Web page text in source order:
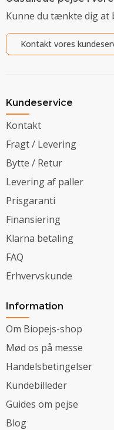
Kunne du tænkte dig at
Kontakt vores
Kundeservice
Kontakt
Fragt / Levering
Bytte / Retur
Levering af paller
Prisgaranti
Finansiering
Klarna betaling
FAQ
Erhvervskunde
Information
Om Biopejs-shop
Mød os på messe
Handelsbetingelser
Kundebilleder
Guides om pejse
Blog